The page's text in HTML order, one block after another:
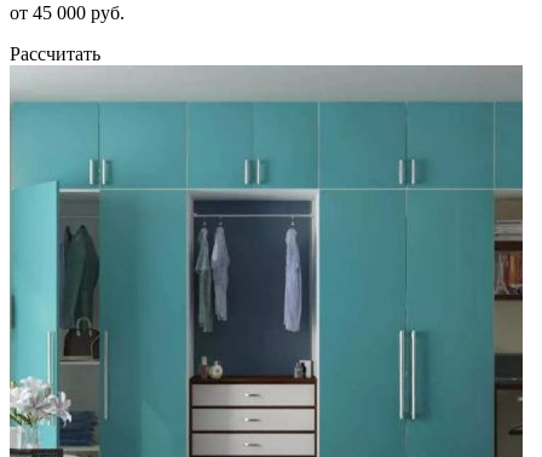
от 45 000 руб.
Рассчитать